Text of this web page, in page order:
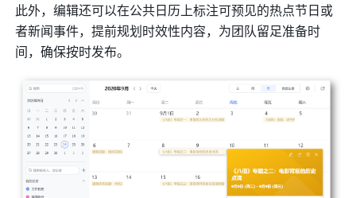
此外，编辑还可以在公共日历上标注可预见的热点节日或
者新闻事件，提前规划时效性内容，为团队留足准备时
间，确保按时发布。